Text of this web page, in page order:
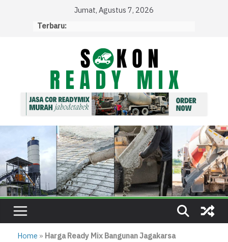
Jumat, Agustus 7, 2026
Terbaru:
Home » Harga Ready Mix Bangunan Jagakarsa